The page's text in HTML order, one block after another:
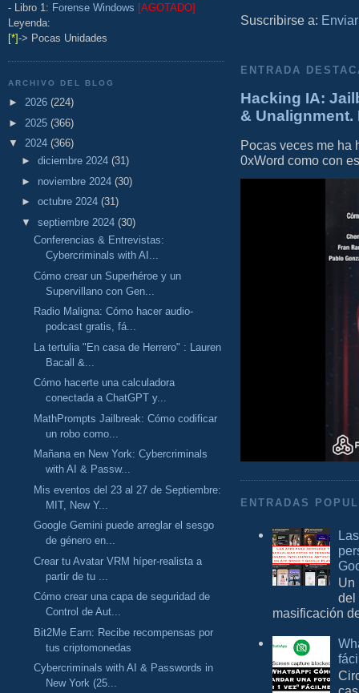
- Libro 1: Forense Windows [AGOTADO]
Leyenda:
[*]-> Pocas Unidades
ARCHIVO DEL BLOG
► 2026 (224)
► 2025 (366)
▼ 2024 (366)
► diciembre 2024 (31)
► noviembre 2024 (30)
► octubre 2024 (31)
▼ septiembre 2024 (30)
Conferencias & Entrevistas:
Cybercriminals with AI...
Cómo crear un Superhéroe y un
Supervillano con Gen...
Radio Maligna: Cómo hacer audio-
podcast gratis, fá...
La tertulia "En casa de Herrero" : Lauren
Bacall &...
Cómo hacerte una calculadora
conectada a ChatGPT y...
MathPrompts Jailbreak: Cómo codificar
un robo como...
Mañana en New York: Cybercriminals
with AI & Passw...
Mis eventos del 23 al 27 de Septiembre:
MIT, New Y...
Google Gemini puede arreglar el sesgo
de género en...
Crear tu Avatar VRM híper-realista a
partir de tu ...
Cómo crear una capa de seguridad de
Control de Aut...
Bit2Me Earn: Recibe recompensas por
tus criptomonedas
Cybercriminals with AI & Passwords in
New York (25...
Suscribirse a:
ENTRADA
Hacking IA:
&
Pocas veces me ha
0xWord como con
ENTRADAS
Un
del
masificación